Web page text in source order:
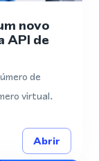
novo
API de
de
virtual.
Abrir